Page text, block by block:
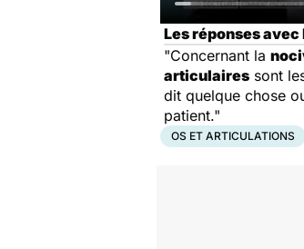
Les réponses
"Concernant la
articulaires sont
dit quelque chose
patient."
OS ET ARTICULATIONS